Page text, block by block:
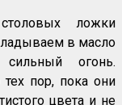
ложки
в масло
огонь.
пор, пока они
цвета и не